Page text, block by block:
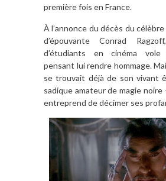
première fois en France.
À l’annonce du décès du
d’épouvante Conrad
d’étudiants en cinéma vole
pensant lui rendre hommage.
se trouvait déjà de son vivant
sadique amateur de magie
entreprend de décimer ses